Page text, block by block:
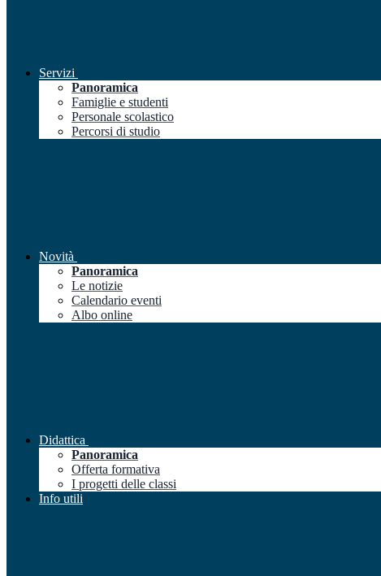
Servizi
Panoramica
Famiglie e studenti
Personale scolastico
Percorsi di studio
Novità
Panoramica
Le notizie
Calendario eventi
Albo online
Didattica
Panoramica
Offerta formativa
I progetti delle classi
Info utili